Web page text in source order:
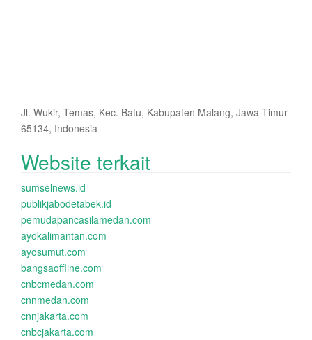
Jl. Wukir, Temas, Kec. Batu, Kabupaten Malang, Jawa Timur
65134, Indonesia
Website terkait
sumselnews.id
publikjabodetabek.id
pemudapancasilamedan.com
ayokalimantan.com
ayosumut.com
bangsaoffline.com
cnbcmedan.com
cnnmedan.com
cnnjakarta.com
cnbcjakarta.com